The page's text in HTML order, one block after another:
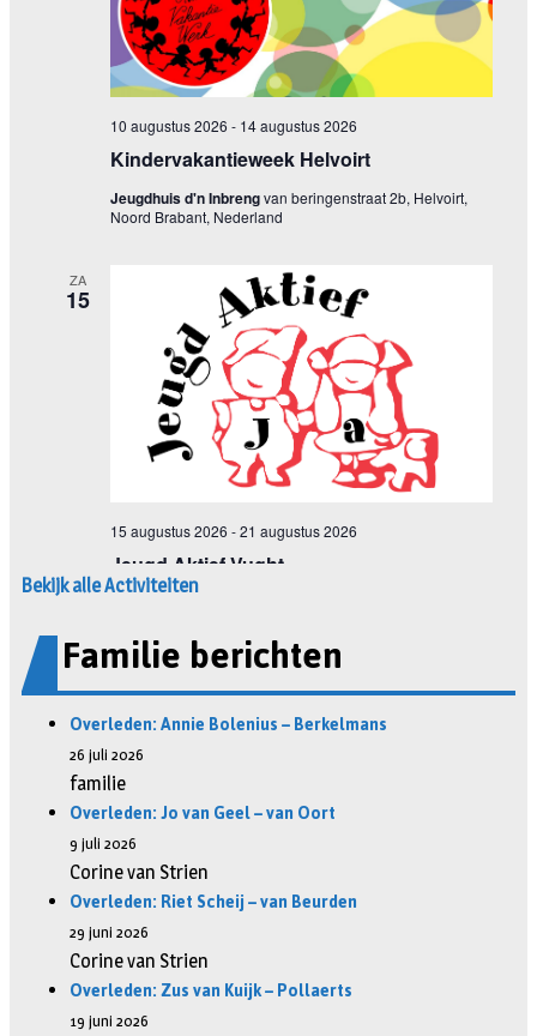
Bekijk alle Activiteiten
Familie berichten
Overleden: Annie Bolenius – Berkelmans
26 juli 2026
familie
Overleden: Jo van Geel – van Oort
9 juli 2026
Corine van Strien
Overleden: Riet Scheij – van Beurden
29 juni 2026
Corine van Strien
Overleden: Zus van Kuijk – Pollaerts
19 juni 2026